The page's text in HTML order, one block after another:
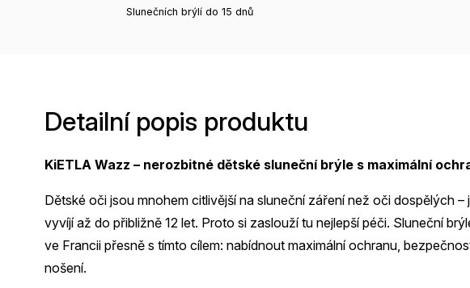
Slunečních brýlí do 15 dnů
Detailní popis produktu
KiETLA Wazz – nerozbitné dětské sluneční brýle s maximální
Dětské oči jsou mnohem citlivější na sluneční záření než oči dospělých
vyvíjí až do přibližně 12 let. Proto si zaslouží tu nejlepší péči. Sluneční
ve Francii přesně s tímto cílem: nabídnout maximální ochranu,
nošení.